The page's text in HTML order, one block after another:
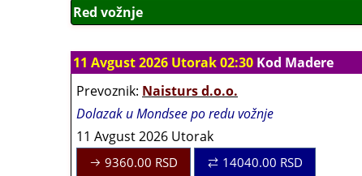
Red vožnje
11 Avgust 2026 Utorak 02:30 Kod Madere
Prevoznik: Naisturs d.o.o.
Dolazak u Mondsee po redu vožnje
11 Avgust 2026 Utorak
9360.00 RSD 14040.00 RSD